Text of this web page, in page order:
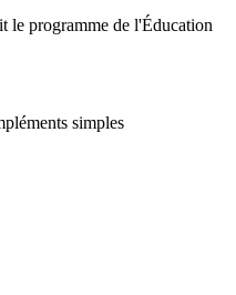
le programme de l'Éducation
simples